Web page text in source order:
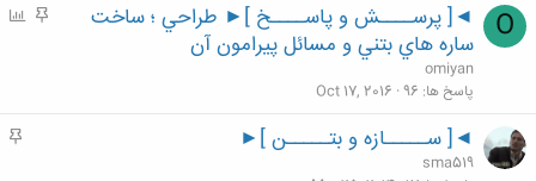
O
م
P
◄[ پرســــش و پاســــخ ]► طراحي ؛ ساخت
ساره هاي بتني و مسائل پيرامون آن
omiyan
پاسخ ها 96
Oct 17, 2016
م
◄[ ســـــازه و بتـــــن ]►
sma519